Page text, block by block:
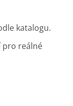
katalogu.
pro reálné